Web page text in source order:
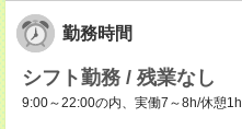
勤務時間
シフト勤務 / 残業なし
9:00～22:00の内、実働7～8h/休憩1h